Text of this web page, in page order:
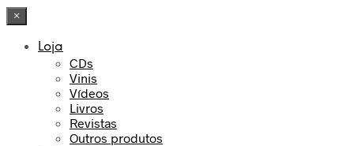
×
Loja
CDs
Vinis
Vídeos
Livros
Revistas
Outros produtos